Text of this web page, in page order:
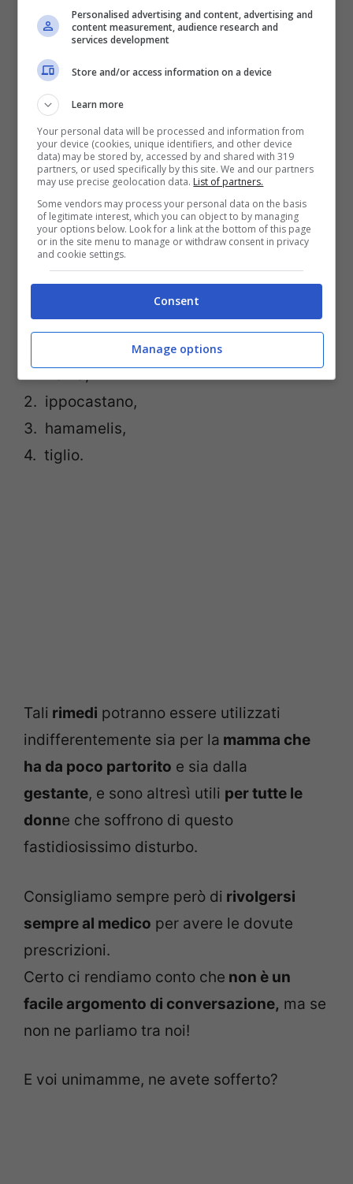
Ma come possiamo prevenire le
emorroidi?
innanzitutto stare attente alla
seguita durante la gravidanza, ma anche
successivamente, e cercare diintrodurre
cibi
ricchi di
che ci aiutano a
combattere la stitichezza.
Oltre alconsumo di frutta e verdura
possono esserci d’ausilio alcune
pomatea base di:
1. malva,
2. ippocastano,
3. hamamelis,
4. tiglio.
Tali rimedi potranno essere utilizzati
indifferentemente sia per la mamma che
ha da poco partorito e sia dalla
gestante, e sono altresì utili per tutte le
donne che soffrono di questo
fastidiosissimo disturbo.
Consigliamo sempre però di rivolgersi
sempre al medico per avere le dovute
prescrizioni.
Certo ci rendiamo conto che non è un
facile argomento di conversazione, ma se
non ne parliamo tra noi!
E voi unimamme, ne avete sofferto?
Personalised advertising and content, advertising and
content measurement, audience research and
services development
Store and/or access information on a device
Learn more
Your personal data will be processed and information from
your device (cookies, unique identifiers, and other device
data) may be stored by, accessed by and shared with 319
partners, or used specifically by this site. We and our partners
may use precise geolocation data. List of partners.
Some vendors may process your personal data on the basis
of legitimate interest, which you can object to by managing
your options below. Look for a link at the bottom of this page
or in the site menu to manage or withdraw consent in privacy
and cookie settings.
Consent
Manage options